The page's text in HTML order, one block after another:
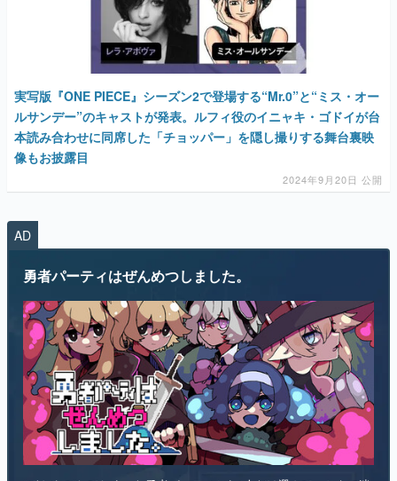
その他
電ファミニコゲーマーとは？
運営：株式会社マレ
実写版『ONE PIECE』シーズン2で登場する“Mr.0”と“ミス・オー
ルサンデー”のキャストが発表。ルフィ役のイニャキ・ゴドイが台
本読み合わせに同席した「チョッパー」を隠し撮りする舞台裏映
像もお披露目
2024年9月20日 公開
AD
“ぜんめつ”してしまった勇者パーティから1人だけ選んで、ともに迷
宮からの脱出を目指すダンジョン探索RPGです。 ただし勇者は「は
い/いいえ」しか喋れず、魔法使いは魔法が使えず、戦士は可愛らし